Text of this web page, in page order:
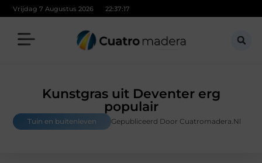
Vrijdag 7 Augustus 2026 22:37:17
Kunstgras uit Deventer erg
populair
Tuin en buitenleven Gepubliceerd Door Cuatromadera.nl